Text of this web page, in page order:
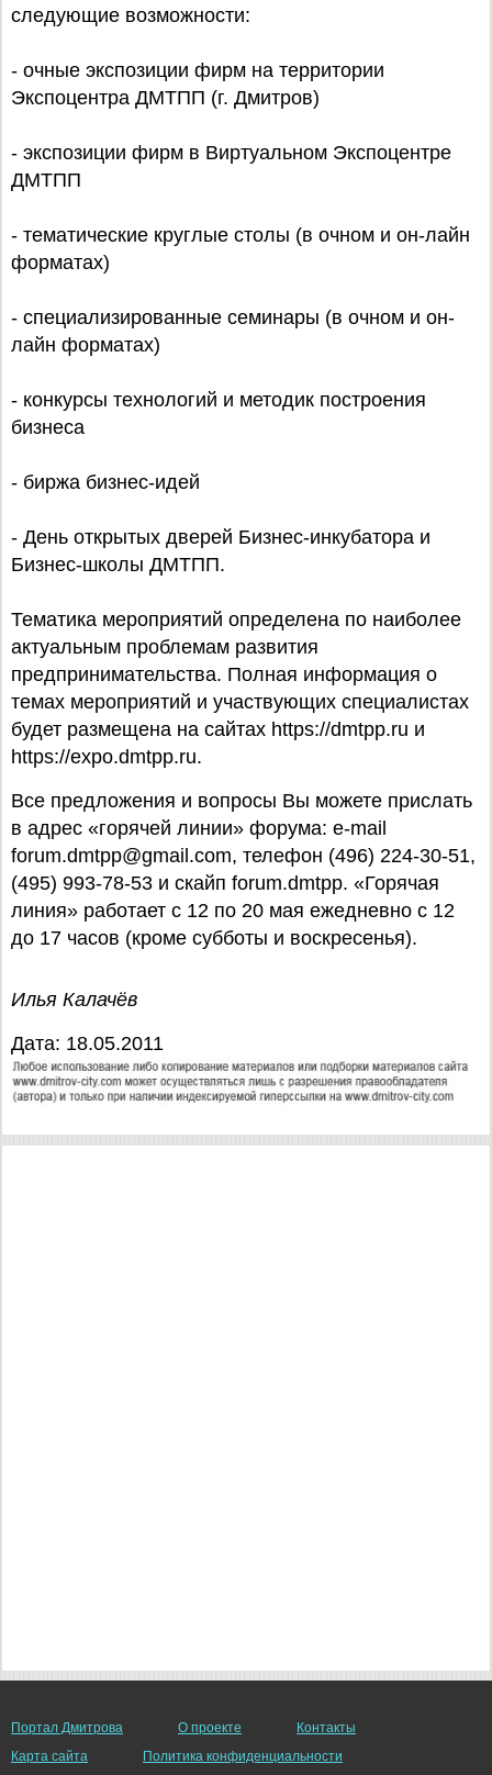
следующие возможности:
- очные экспозиции фирм на территории
Экспоцентра ДМТПП (г. Дмитров)
- экспозиции фирм в Виртуальном Экспоцентре
ДМТПП
- тематические круглые столы (в очном и он-лайн
форматах)
- специализированные семинары (в очном и он-
лайн форматах)
- конкурсы технологий и методик построения
бизнеса
- биржа бизнес-идей
- День открытых дверей Бизнес-инкубатора и
Бизнес-школы ДМТПП.
Тематика мероприятий определена по наиболее
актуальным проблемам развития
предпринимательства. Полная информация о
темах мероприятий и участвующих специалистах
будет размещена на сайтах https://dmtpp.ru и
https://expo.dmtpp.ru.
Все предложения и вопросы Вы можете прислать
в адрес «горячей линии» форума: e-mail
forum.dmtpp@gmail.com, телефон (496) 224-30-51,
(495) 993-78-53 и скайп forum.dmtpp. «Горячая
линия» работает с 12 по 20 мая ежедневно с 12
до 17 часов (кроме субботы и воскресенья).
Илья Калачёв
Дата: 18.05.2011
Портал Дмитрова О проекте
Контакты
Карта сайта
Политика конфиденциальности